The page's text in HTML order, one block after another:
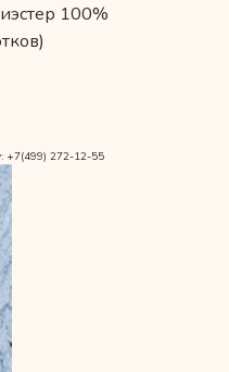
100%
+7(499) 272-12-55